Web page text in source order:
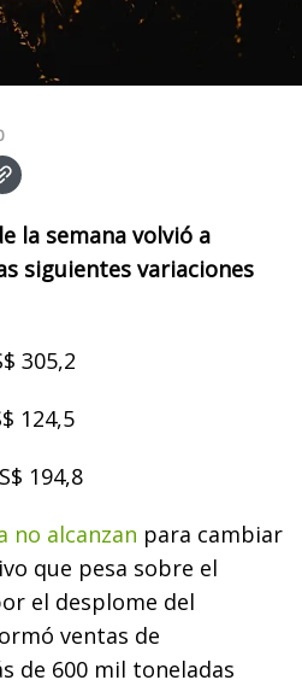
la semana volvió a
siguientes variaciones
305,2
124,5
194,8
no alcanzan para cambiar
que pesa sobre el
el desplome del
ventas de
de 600 mil toneladas